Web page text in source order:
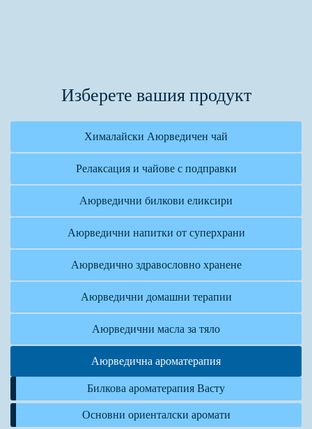
Изберете вашия продукт
Хималайски Аюрведичен чай
Релаксация и чайове с подправки
Аюрведични билкови еликсири
Аюрведични напитки от суперхрани
Аюрведично здравословно хранене
Аюрведични домашни терапии
Аюрведични масла за тяло
Аюрведична ароматерапия
Билкова ароматерапия Васту
Основни ориенталски аромати